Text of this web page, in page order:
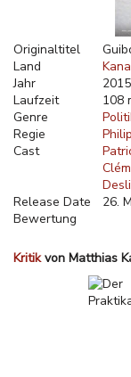
Originaltitel
Land
Jahr
2015
Laufzeit
108
Genre
Regie
Cast
Release Date
26.
Bewertung
Kritikvon Matthias